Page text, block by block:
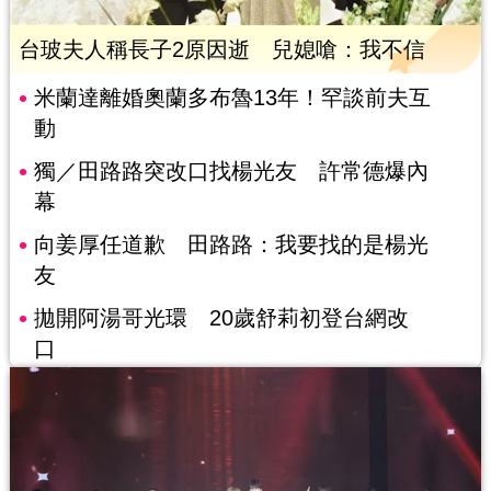
台玻夫人稱長子2原因逝 兒媳嗆：我不信
米蘭達離婚奧蘭多布魯13年！罕談前夫互
動
獨／田路路突改口找楊光友 許常德爆內
幕
向姜厚任道歉 田路路：我要找的是楊光
友
拋開阿湯哥光環 20歲舒莉初登台網改
口